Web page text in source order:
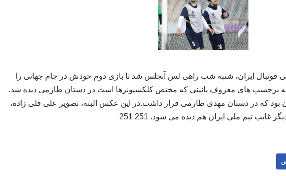
ایران، شنبه شب راهی لس آنجلس شد تا بازی دوم خودش در جام جهانی را
برچسب های معروف پانینی که مختص کلکسیونرها است در دستان طارمی دیده شد.
بود که در دستان مهدی طارمی قرار داشت.در این عکس البته، تصویر علی قلی زاده،
غایب تیم ملی ایران هم دیده می شود. 251 251